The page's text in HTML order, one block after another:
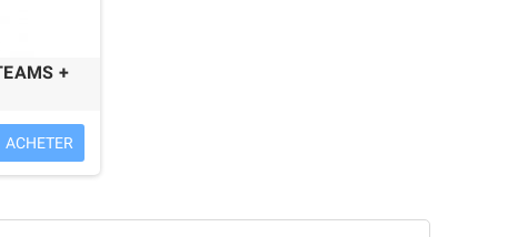
+
ACHETER